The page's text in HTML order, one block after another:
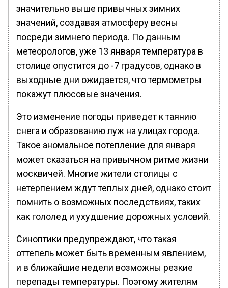
значительно выше привычных зимних
значений, создавая атмосферу весны
посреди зимнего периода. По данным
метеорологов, уже 13 января температура в
столице опустится до -7 градусов, однако в
выходные дни ожидается, что термометры
покажут плюсовые значения.
Это изменение погоды приведет к таянию
снега и образованию луж на улицах города.
Такое аномальное потепление для января
может сказаться на привычном ритме жизни
москвичей. Многие жители столицы с
нетерпением ждут теплых дней, однако стоит
помнить о возможных последствиях, таких
как гололед и ухудшение дорожных условий.
Синоптики предупреждают, что такая
оттепель может быть временным явлением,
и в ближайшие недели возможны резкие
перепады температуры. Поэтому жителям